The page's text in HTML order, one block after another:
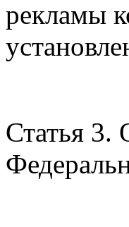
рекламы
Статья 3.